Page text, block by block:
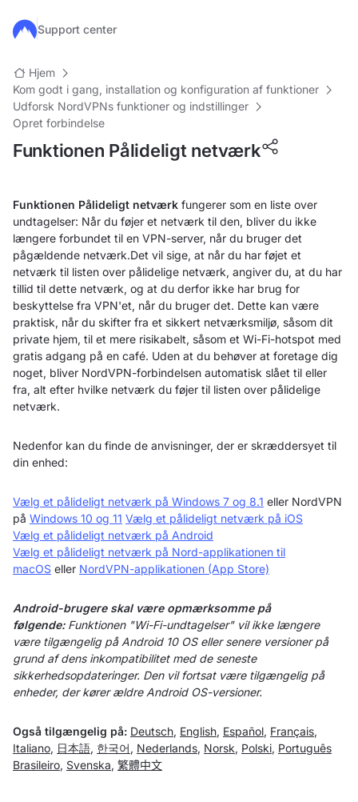
Gå til hovedindhold
Support center
Hjem
Kom godt i gang, installation og konfiguration af funktioner
Udforsk NordVPNs funktioner og indstillinger
Opret forbindelse
Funktionen Pålideligt netværk
Funktionen Pålideligt netværk fungerer som en liste over
undtagelser: Når du føjer et netværk til den, bliver du ikke
længere forbundet til en VPN-server, når du bruger det
pågældende netværk.Det vil sige, at når du har føjet et
netværk til listen over pålidelige netværk, angiver du, at du har
tillid til dette netværk, og at du derfor ikke har brug for
beskyttelse fra VPN'et, når du bruger det. Dette kan være
praktisk, når du skifter fra et sikkert netværksmiljø, såsom dit
private hjem, til et mere risikabelt, såsom et Wi-Fi-hotspot med
gratis adgang på en café. Uden at du behøver at foretage dig
noget, bliver NordVPN-forbindelsen automatisk slået til eller
fra, alt efter hvilke netværk du føjer til listen over pålidelige
netværk.
Nedenfor kan du finde de anvisninger, der er skræddersyet til
din enhed:
Vælg et pålideligt netværk på Windows 7 og 8.1 eller NordVPN
på Windows 10 og 11 Vælg et pålideligt netværk på iOS
Vælg et pålideligt netværk på Android
Vælg et pålideligt netværk på Nord-applikationen til
macOS eller NordVPN-applikationen (App Store)
Android-brugere skal være opmærksomme på
følgende:Funktionen "Wi-Fi-undtagelser" vil ikke længere
være tilgængelig på Android 10 OS eller senere versioner på
grund af dens inkompatibilitet med de seneste
sikkerhedsopdateringer. Den vil fortsat være tilgængelig på
enheder, der kører ældre Android OS-versioner.
Også tilgængelig på: Deutsch, English, Español, Français,
Italiano, 日本語, 한국어 , Nederlands, Norsk, Polski, Português
Brasileiro, Svenska, 繁體中文